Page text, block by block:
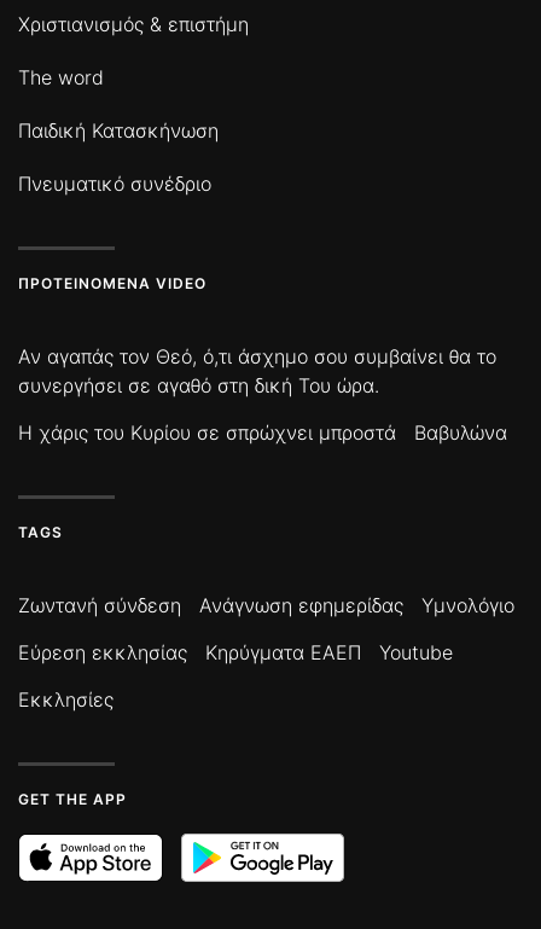
Χριστιανισμός & επιστήμη
The word
Παιδική Κατασκήνωση
Πνευματικό συνέδριο
ΠΡΟΤΕΙΝΌΜΕΝΑ VIDEO
Αν αγαπάς τον Θεό, ό,τι άσχημο σου συμβαίνει θα το
συνεργήσει σε αγαθό στη δική Του ώρα.
Η χάρις του Κυρίου σε σπρώχνει μπροστά
Βαβυλώνα
TAGS
Ζωντανή σύνδεση Ανάγνωση εφημερίδας
Υμνολόγιο
Εύρεση εκκλησίας
Κηρύγματα ΕΑΕΠ
Youtube
Εκκλησίες
GET THE APP